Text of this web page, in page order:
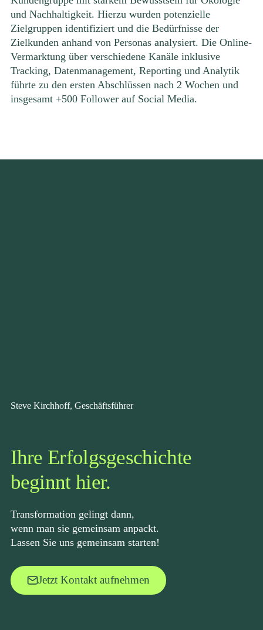
und Nachhaltigkeit. Hierzu wurden potenzielle
Zielgruppen identifiziert und die Bedürfnisse der
Zielkunden anhand von Personas analysiert. Die Online-
Vermarktung über verschiedene Kanäle inklusive
Tracking, Datenmanagement, Reporting und Analytik
führte zu den ersten Abschlüssen nach 2 Wochen und
insgesamt +500 Follower auf Social Media.
Steve Kirchhoff, Geschäftsführer
Ihre Erfolgsgeschichte
beginnt hier.
Transformation gelingt dann,
wenn man sie gemeinsam anpackt.
Lassen Sie uns gemeinsam starten!
Jetzt Kontakt aufnehmen